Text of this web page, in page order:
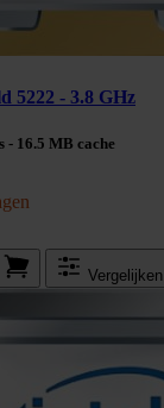
5222 - 3.8 GHz
- 16.5 MB cache
Vergelijken